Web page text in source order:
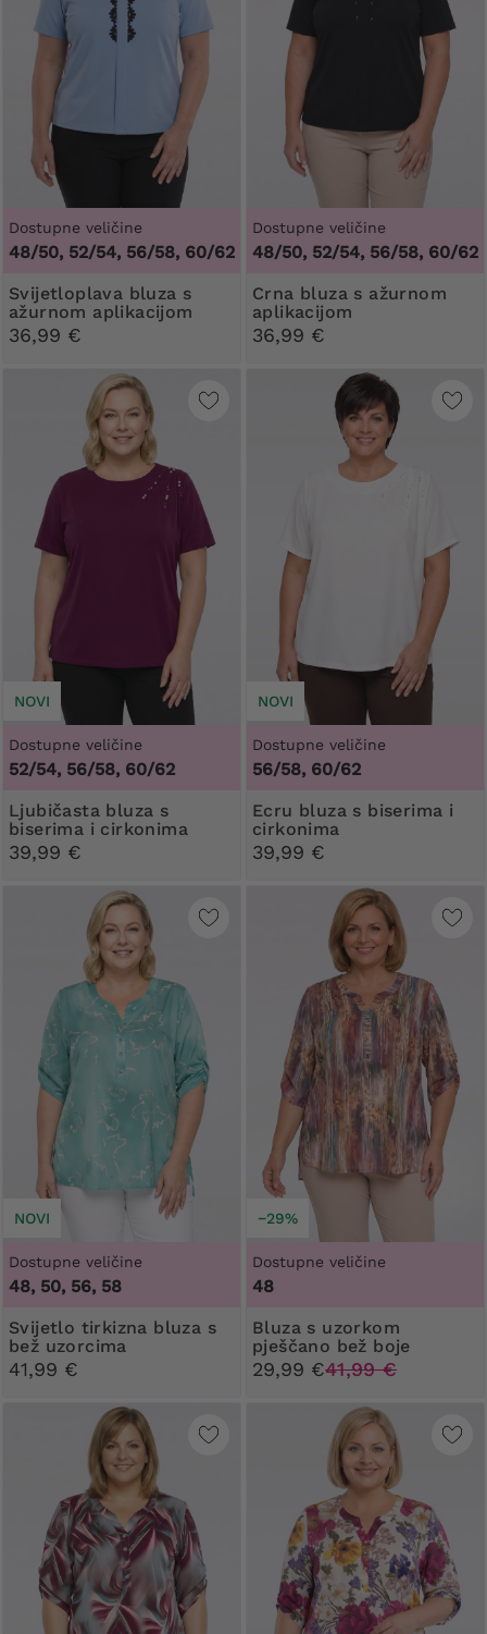
Dostupne veličine
48/50, 52/54, 56/58, 60/62
Svijetloplava bluza s
ažurnom aplikacijom
36,99 €
Dostupne veličine
48/50, 52/54, 56/58, 60/62
Crna bluza s ažurnom
aplikacijom
36,99 €
NOVI
Dostupne veličine
52/54, 56/58, 60/62
Ljubičasta bluza s
biserima i cirkonima
39,99 €
NOVI
Dostupne veličine
56/58, 60/62
Ecru bluza s biserima i
cirkonima
39,99 €
NOVI
Dostupne veličine
48, 50, 56, 58
Svijetlo tirkizna bluza s
bež uzorcima
41,99 €
−29%
Dostupne veličine
48
Bluza s uzorkom
pješčano bež boje
29,99 €41,99 €